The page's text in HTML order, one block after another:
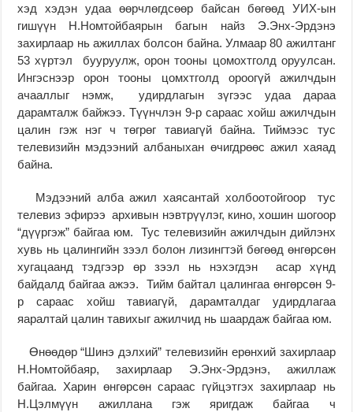
хэд хэдэн удаа өөрчлөгдсөөр байсан бөгөөд УИХ-ын
гишүүн Н.Номтойбаярын багын найз Э.Энх-Эрдэнэ
захирлаар нь ажиллах болсон байна. Улмаар 80 ажилтанг
53 хүртэл бууруулж, орон тооны цомохтголд оруулсан.
Ингэснээр орон тооны цомхтголд ороогүй ажилчдын
ачааллыг нэмж, удирдлагын зүгээс удаа дараа
дарамталж байжээ. Түүнчлэн 9-р сараас хойш ажилчдын
цалин гэж нэг ч төгрөг тавиагүй байна. Тиймээс тус
телевизийн мэдээний албаныхан өчигдрөөс ажил хаяад
байна.
Мэдээний алба ажил хаясантай холбоотойгоор тус
телевиз эфирээ архивын нэвтрүүлэг, кино, хошин шогоор
“дүүргэж” байгаа юм. Тус телевизийн ажилчдын дийлэнх
хувь нь цалингийн зээл болон лизингтэй бөгөөд өнгөрсөн
хугацаанд тэдгээр өр зээл нь нэхэгдэн асар хүнд
байдалд байгаа ажээ. Тийм байтал цалингаа өнгөрсөн 9-
р сараас хойш тавиагүй, дарамталдаг удирдлагаа
яаралтай цалин тавихыг ажилчид нь шаардаж байгаа юм.
Өнөөдөр “Шинэ дэлхий” телевизийн ерөнхий захирлаар
Н.Номтойбаяр, захирлаар Э.Энх-Эрдэнэ, ажиллаж
байгаа. Харин өнгөрсөн сараас гүйцэтгэх захирлаар нь
Н.Цэлмүүн ажиллана гэж яригдаж байгаа ч